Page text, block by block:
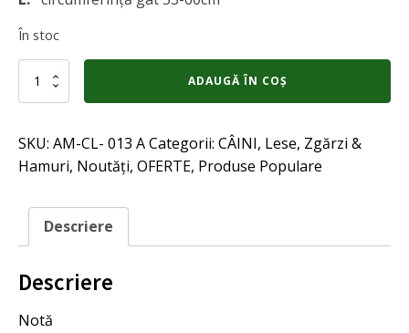
În stoc
Cantitate
Zgarda
pentru
caini
rosu
ADAUGĂ ÎN COȘ
SKU: AM-CL- 013 ACategorii: CÂINI, Lese, Zgărzi &
Hamuri, Noutăți, OFERTE, Produse Populare
Descriere
Descriere
Notă